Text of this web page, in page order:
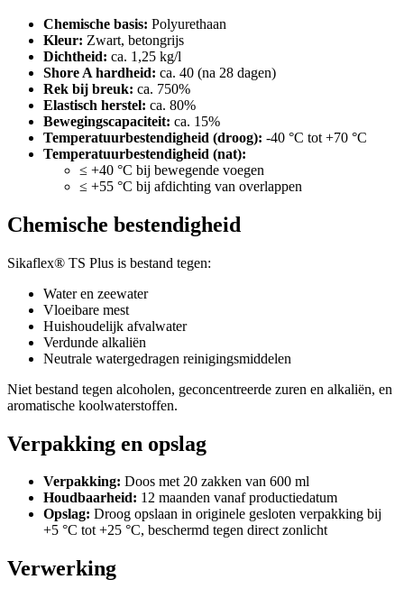
Chemische basis: Polyurethaan
Kleur: Zwart, betongrijs
Dichtheid: ca. 1,25 kg/l
Shore A hardheid: ca. 40 (na 28 dagen)
Rek bij breuk: ca. 750%
Elastisch herstel: ca. 80%
Bewegingscapaciteit: ca. 15%
Temperatuurbestendigheid (droog): -40 °C tot +70 °C
Temperatuurbestendigheid (nat):
≤ +40 °C bij bewegende voegen
≤ +55 °C bij afdichting van overlappen
Chemische bestendigheid
Sikaflex® TS Plus is bestand tegen:
Water en zeewater
Vloeibare mest
Huishoudelijk afvalwater
Verdunde alkaliën
Neutrale watergedragen reinigingsmiddelen
Niet bestand tegen alcoholen, geconcentreerde zuren en alkaliën, en
aromatische koolwaterstoffen.
Verpakking en opslag
Verpakking: Doos met 20 zakken van 600 ml
Houdbaarheid: 12 maanden vanaf productiedatum
Opslag: Droog opslaan in originele gesloten verpakking bij
+5 °C tot +25 °C, beschermd tegen direct zonlicht
Verwerking